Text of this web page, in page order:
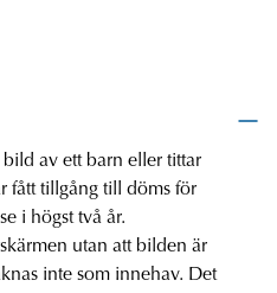
av ett barn eller tittar
fått tillgång till döms för
i högst två år.
utan att bilden är
inte som innehav. Det